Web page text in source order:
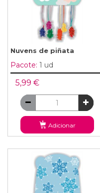
Nuvens de piñata
Pacote: 1 ud
5,99 €
Adicionar